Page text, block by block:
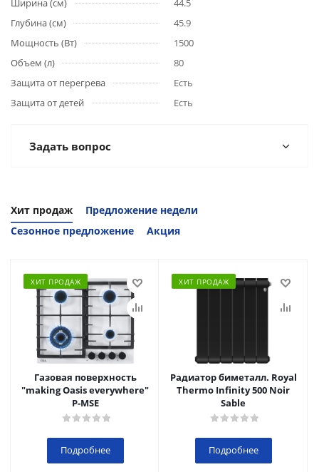
Ширина (см)
44.5
Глубина (см)
45.9
Мощность (Вт)
1500
Объем (л)
80
Защита от перегрева
Есть
Защита от детей
Есть
Задать вопрос
Хит продаж
Предложение недели
Сезонное предложение
Акция
ХИТ ПРОДАЖ
Газовая поверхность
"making Oasis everywhere"
P-MSE
Подробнее
ХИТ ПРОДАЖ
Радиатор биметалл. Royal
Thermo Infinity 500 Noir
Sable
Подробнее